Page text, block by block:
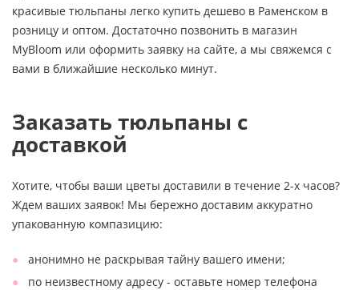
красивые тюльпаны легко купить дешево в Раменском в
розницу и оптом. Достаточно позвонить в магазин
MyBloom или оформить заявку на сайте, а мы свяжемся с
вами в ближайшие несколько минут.
Заказать тюльпаны с
доставкой
Хотите, чтобы ваши цветы доставили в течение 2-х часов?
Ждем ваших заявок! Мы бережно доставим аккуратно
упакованную компазицию:
анонимно не раскрывая тайну вашего имени;
по неизвестному адресу - оставьте номер телефона